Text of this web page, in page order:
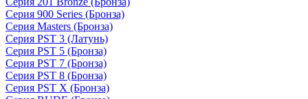
Серия 900 Series (Бронза)
Серия Masters (Бронза)
Серия PST 3 (Латунь)
Серия PST 5 (Бронза)
Серия PST 7 (Бронза)
Серия PST 8 (Бронза)
Серия PST X (Бронза)